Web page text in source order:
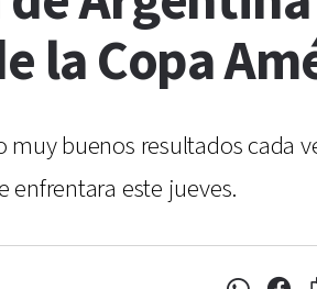
la Copa
buenos resultados cada
enfrentara este jueves.